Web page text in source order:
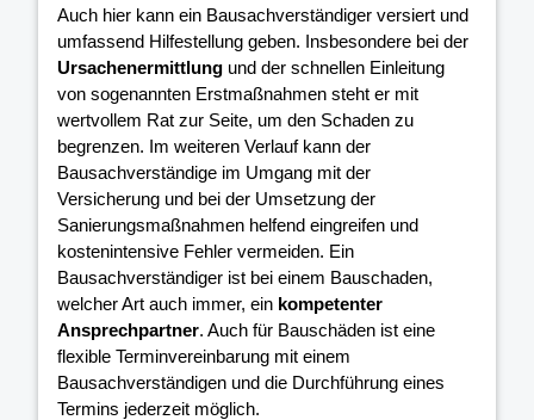
Auch hier kann ein Bausachverständiger versiert und
umfassend Hilfestellung geben. Insbesondere bei der
Ursachenermittlung und der schnellen Einleitung
von sogenannten Erstmaßnahmen steht er mit
wertvollem Rat zur Seite, um den Schaden zu
begrenzen. Im weiteren Verlauf kann der
Bausachverständige im Umgang mit der
Versicherung und bei der Umsetzung der
Sanierungsmaßnahmen helfend eingreifen und
kostenintensive Fehler vermeiden. Ein
Bausachverständiger ist bei einem Bauschaden,
welcher Art auch immer, ein kompetenter
Ansprechpartner. Auch für Bauschäden ist eine
flexible Terminvereinbarung mit einem
Bausachverständigen und die Durchführung eines
Termins jederzeit möglich.